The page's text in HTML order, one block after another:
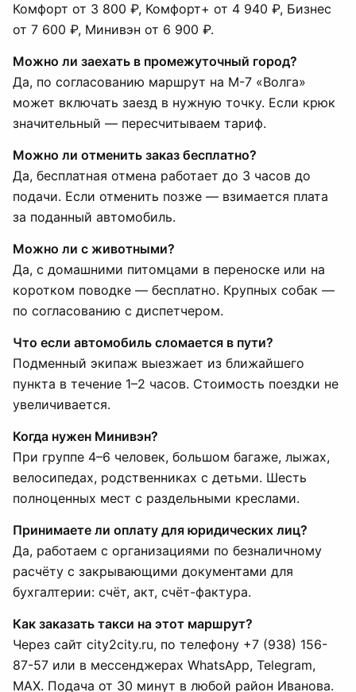
Комфорт от 3 800 ₽, Комфорт+ от 4 940 ₽, Бизнес
от 7 600 ₽, Минивэн от 6 900 ₽.
Можно ли заехать в промежуточный город?
Да, по согласованию маршрут на М-7 «Волга»
может включать заезд в нужную точку. Если крюк
значительный — пересчитываем тариф.
Можно ли отменить заказ бесплатно?
Да, бесплатная отмена работает до 3 часов до
подачи. Если отменить позже — взимается плата
за поданный автомобиль.
Можно ли с животными?
Да, с домашними питомцами в переноске или на
коротком поводке — бесплатно. Крупных собак —
по согласованию с диспетчером.
Что если автомобиль сломается в пути?
Подменный экипаж выезжает из ближайшего
пункта в течение 1–2 часов. Стоимость поездки не
увеличивается.
Когда нужен Минивэн?
При группе 4–6 человек, большом багаже, лыжах,
велосипедах, родственниках с детьми. Шесть
полноценных мест с раздельными креслами.
Принимаете ли оплату для юридических лиц?
Да, работаем с организациями по безналичному
расчёту с закрывающими документами для
бухгалтерии: счёт, акт, счёт-фактура.
Как заказать такси на этот маршрут?
Через сайт city2city.ru, по телефону +7 (938) 156-
87-57 или в мессенджерах WhatsApp, Telegram,
MAX. Подача от 30 минут в любой район Иванова.